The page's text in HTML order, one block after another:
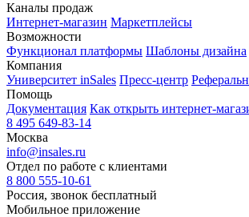
Каналы продаж
Интернет-магазин Маркетплейсы
Возможности
Функционал платформы Шаблоны дизайна
Компания
Университет inSales Пресс-центр
Помощь
Документация Как открыть интернет-
8 495 649-83-14
Москва
info@insales.ru
Отдел по работе с клиентами
8 800 555-10-61
Россия, звонок бесплатный
Мобильное приложение